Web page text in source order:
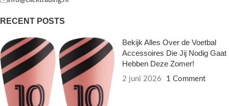
RECENT POSTS
Bekijk Alles Over de Voetbal
Accessoires Die Jij Nodig Gaat
Hebben Deze Zomer!
2 juni 2026 1 Comment